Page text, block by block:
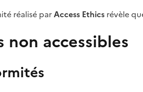
réalisé parAccess Ethics révèle
non accessibles